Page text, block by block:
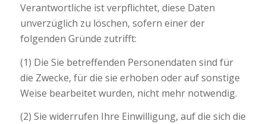
Verantwortliche ist verpflichtet, diese Daten
unverzüglich zu löschen, sofern einer der
folgenden Gründe zutrifft:
(1) Die Sie betreffenden Personendaten sind für
die Zwecke, für die sie erhoben oder auf sonstige
Weise bearbeitet wurden, nicht mehr notwendig.
(2) Sie widerrufen Ihre Einwilligung, auf die sich die